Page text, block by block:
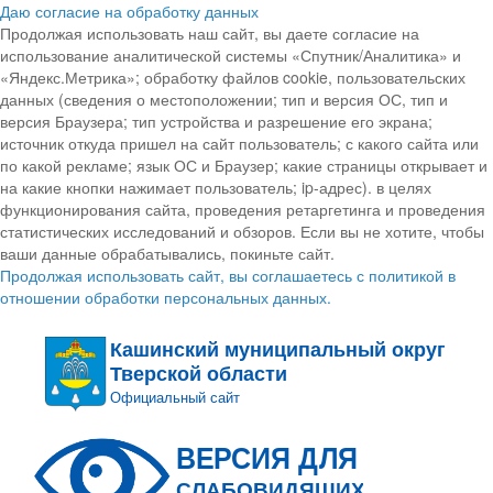
Даю согласие на обработку данных
Продолжая использовать наш сайт, вы даете согласие на
использование аналитической системы «Спутник/Аналитика» и
«Яндекс.Метрика»; обработку файлов cookie, пользовательских
данных (сведения о местоположении; тип и версия ОС, тип и
версия Браузера; тип устройства и разрешение его экрана;
источник откуда пришел на сайт пользователь; с какого сайта или
по какой рекламе; язык ОС и Браузер; какие страницы открывает и
на какие кнопки нажимает пользователь; ip-адрес). в целях
функционирования сайта, проведения ретаргетинга и проведения
статистических исследований и обзоров. Если вы не хотите, чтобы
ваши данные обрабатывались, покиньте сайт.
Продолжая использовать сайт, вы соглашаетесь с политикой в
отношении обработки персональных данных.